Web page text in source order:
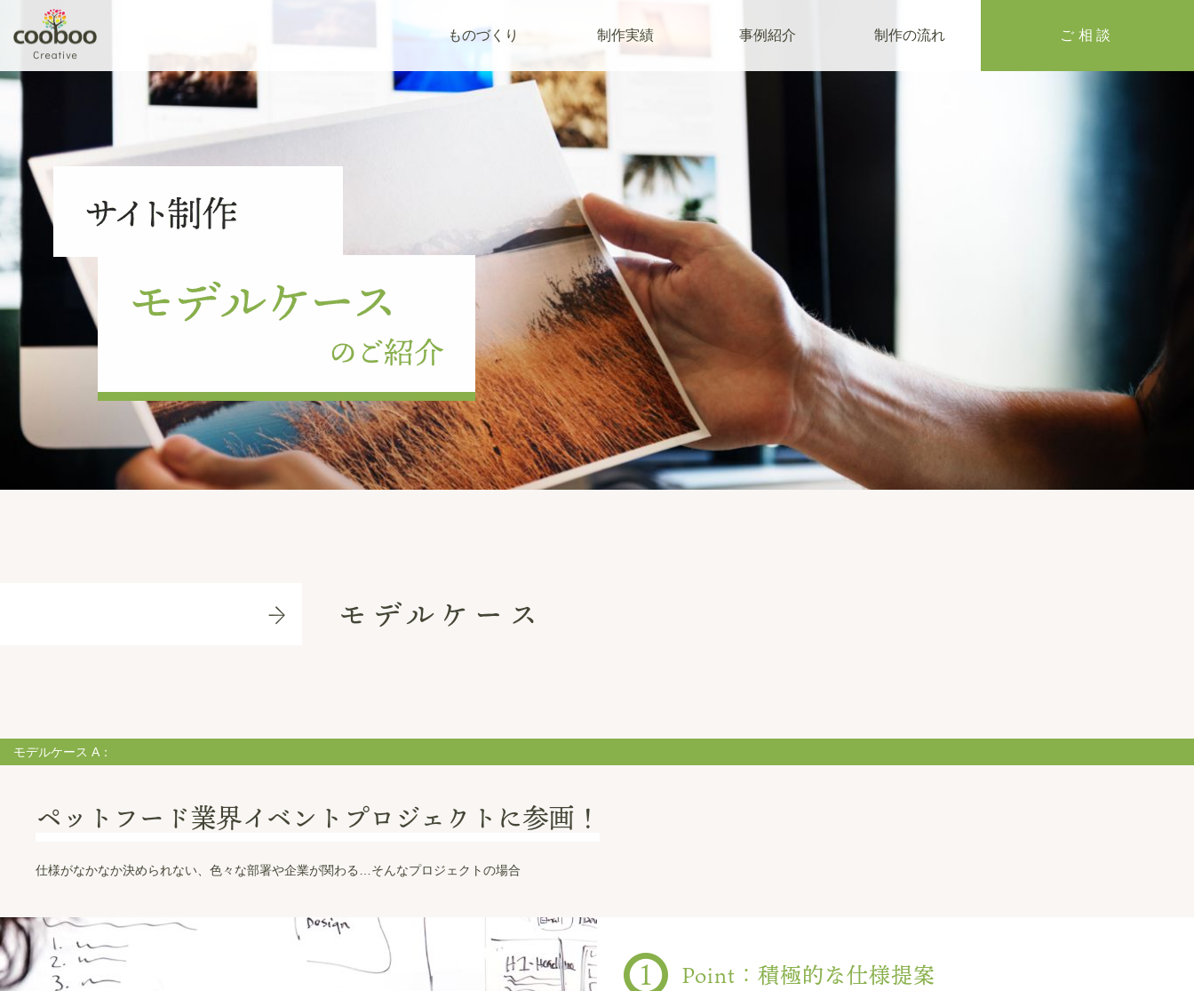
ものづくり 制作実績 事例紹介 制作の流れ ご相談
モデルケース
モデルケース A：
ペットフード業界イベントプロジェクトに参画！
仕様がなかなか決められない、色々な部署や企業が関わる…そんなプロジェクトの場合
Point：積極的な仕様提案